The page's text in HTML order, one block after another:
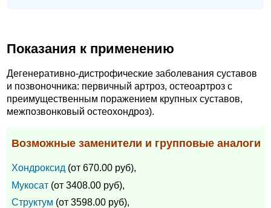
Показания к применению
Дегенеративно-дистрофические заболевания суставов
и позвоночника: первичный артроз, остеоартроз с
преимущественным поражением крупных суставов,
межпозвонковый остеохондроз).
Возможные заменители и групповые аналоги
Хондроксид (от 670.00 руб),
Мукосат (от 3408.00 руб),
Структум (от 3598.00 руб),